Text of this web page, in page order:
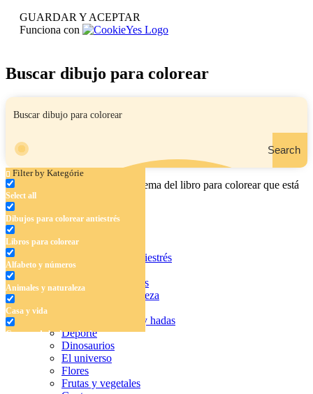
GUARDAR Y ACEPTAR
Funciona con
Buscar dibujo para colorear
Search
Filter by Kategórie
Select all
Dibujos para colorear antiestrés
Libros para colorear
Alfabeto y números
Animales y naturaleza
Casa y vida
Cuentos de hadas y hadas
Ingrese el nombre, el área o el tema del libro para colorear que está
buscando.
Dibujos para colorear antiestrés
Libros para colorear
Alfabeto y números
Animales y naturaleza
Cuentos de hadas y hadas
Deporte
Dinosaurios
El universo
Flores
Frutas y vegetales